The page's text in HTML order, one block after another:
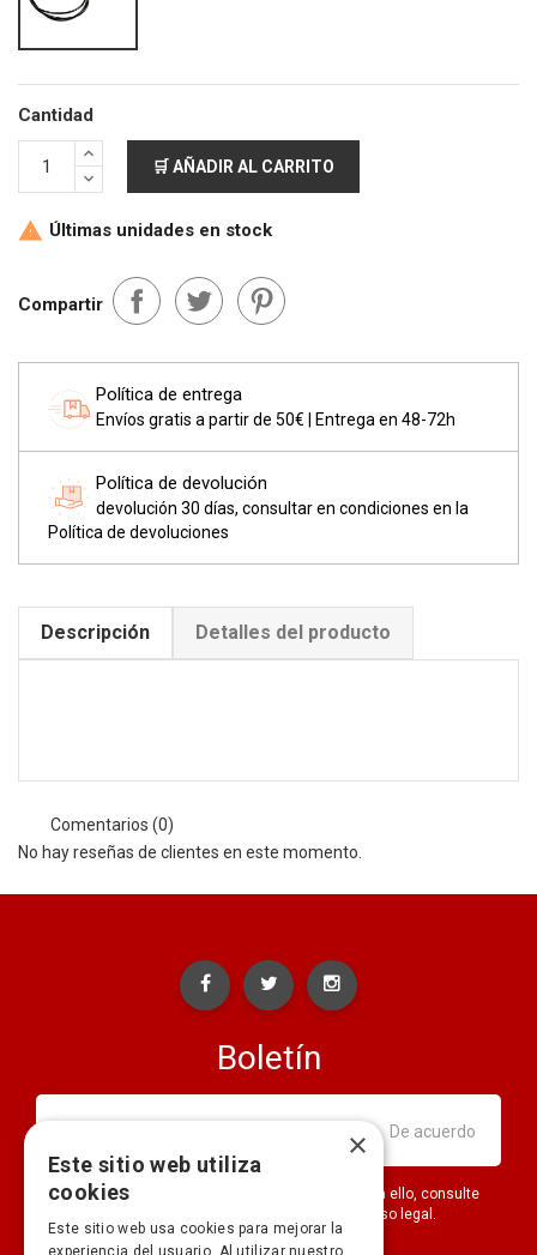
Cantidad
🛒 AÑADIR AL CARRITO
 Últimas unidades en stock
Compartir
Política de entrega
Envíos gratis a partir de 50€ | Entrega en 48-72h
Política de devolución
devolución 30 días, consultar en condiciones en la
Política de devoluciones
Descripción Detalles del producto
Comentarios (0)
No hay reseñas de clientes en este momento.
Boletín
Puede darse de baja en cualquier momento. Para ello, consulte
nuestra información de contacto en el aviso legal.
×
Este sitio web utiliza
cookies
Este sitio web usa cookies para mejorar la
experiencia del usuario. Al utilizar nuestro